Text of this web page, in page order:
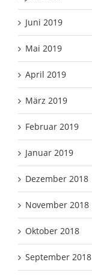
Juni 2019
Mai 2019
April 2019
März 2019
Februar 2019
Januar 2019
Dezember 2018
November 2018
Oktober 2018
September 2018